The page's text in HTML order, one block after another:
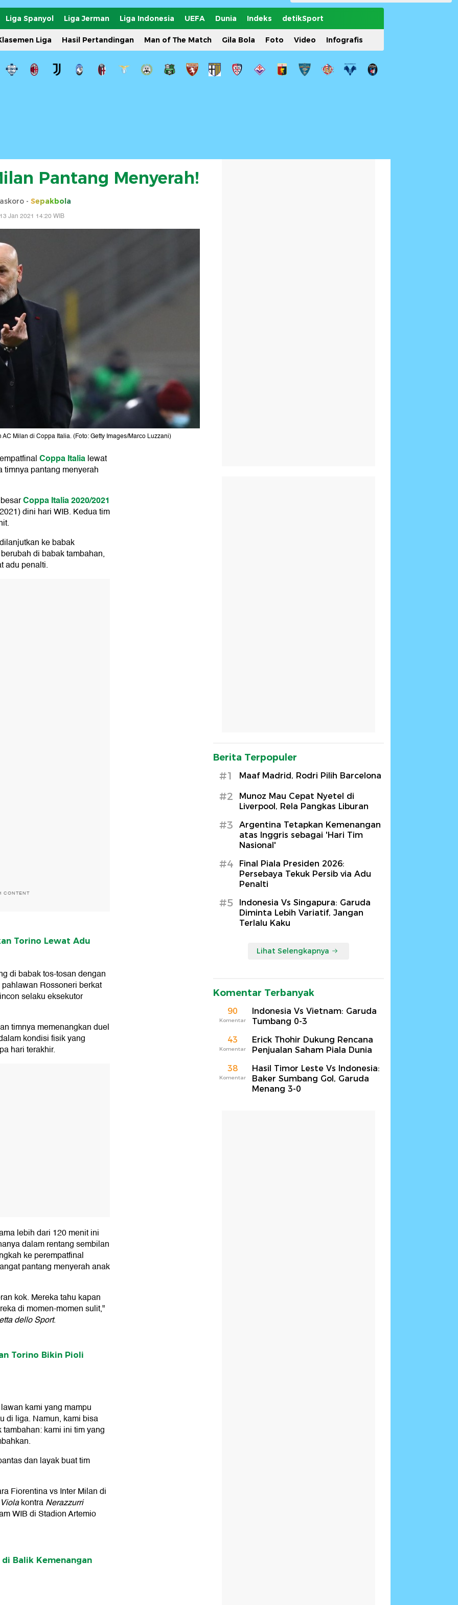
Liga Spanyol Liga Jerman Liga Indonesia UEFA Dunia Indeks detikSport
Liga Hasil Pertandingan Man of The Match Gila Bola Foto Video Infografis
Pantang Menyerah!
- Sepakbola
Jan 2021 14:20 WIB
Milan di Coppa Italia. (Foto: Getty Images/Marco Luzzani)
Coppa Italialewat
timnya pantang menyerah
Coppa Italia 2020/2021
dini hari WIB. Kedua tim
ke babak
di babak tambahan,
adu penalti.
CONTENT
Torino Lewat Adu
di babak tos-tosan dengan
Rossoneri berkat
selaku eksekutor
timnya memenangkan duel
kondisi fisik yang
hari terakhir.
lebih dari 120 menit ini
dalam rentang sembilan
ke perempatfinal
pantang menyerah anak
kok. Mereka tahu kapan
di momen-momen sulit,"
dello Sport.
Torino Bikin Pioli
kami yang mampu
di liga. Namun, kami bisa
kami ini tim yang
dan layak buat tim
Fiorentina vs Inter Milan di
kontraNerazzurri
WIB di Stadion Artemio
Balik Kemenangan
Berita Terpopuler
#1 Maaf Madrid, Rodri Pilih Barcelona
#2
Munoz Mau Cepat Nyetel di
Liverpool, Rela Pangkas Liburan
#3
Argentina Tetapkan Kemenangan
atas Inggris sebagai 'Hari Tim
Nasional'
#4
Final Piala Presiden 2026:
Persebaya Tekuk Persib via Adu
Penalti
#5
Indonesia Vs Singapura: Garuda
Diminta Lebih Variatif, Jangan
Terlalu Kaku
Lihat Selengkapnya
Komentar Terbanyak
90
Komentar
Indonesia Vs Vietnam: Garuda
Tumbang 0-3
43
Komentar
Erick Thohir Dukung Rencana
Penjualan Saham Piala Dunia
38
Komentar
Hasil Timor Leste Vs Indonesia:
Baker Sumbang Gol, Garuda
Menang 3-0